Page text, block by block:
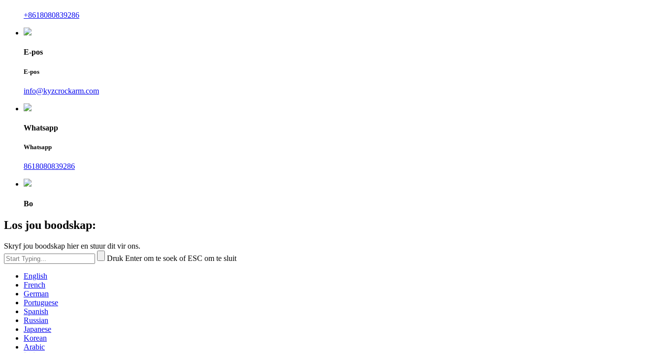
+8618080839286
E-pos
E-pos
info@kyzcrockarm.com
Whatsapp
Whatsapp
8618080839286
Bo
Los jou boodskap:
Skryf jou boodskap hier en stuur dit vir ons.
Druk Enter om te soek of ESC om te sluit
English
French
German
Portuguese
Spanish
Russian
Japanese
Korean
Arabic